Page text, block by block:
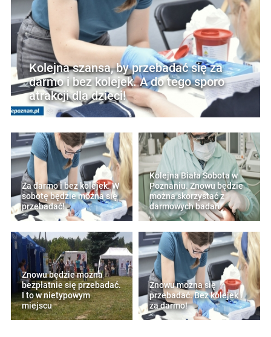
Kolejna szansa, by przebadać się za
darmo i bez kolejek. A do tego sporo
atrakcji dla dzieci!
Za darmo i bez kolejek. W
sobotę będzie można się
przebadać!
Kolejna Biała Sobota w
Poznaniu. Znowu będzie
można skorzystać z
darmowych badań
Znowu będzie można
bezpłatnie się przebadać.
I to w nietypowym
miejscu
Znowu można się
przebadać. Bez kolejek i
za darmo!